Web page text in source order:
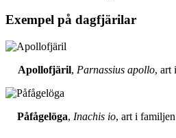
Exempel på dagfjärilar
Apollofjäril, Parnassius apollo, art
Påfågelöga, Inachis io, art i